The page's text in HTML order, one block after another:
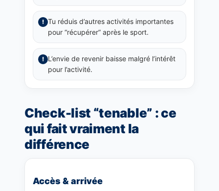
! Tu réduis d’autres activités importantes
pour “récupérer” après le sport.
! L’envie de revenir baisse malgré l’intérêt
pour l’activité.
Check-list “tenable” : ce
qui fait vraiment la
différence
Accès & arrivée